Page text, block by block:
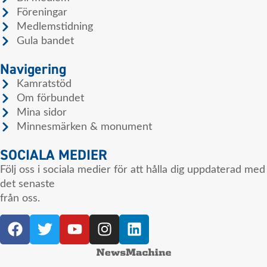
Föreningar
Medlemstidning
Gula bandet
Navigering
Kamratstöd
Om förbundet
Mina sidor
Minnesmärken & monument
SOCIALA MEDIER
Följ oss i sociala medier för att hålla dig uppdaterad med
det senaste
från oss.